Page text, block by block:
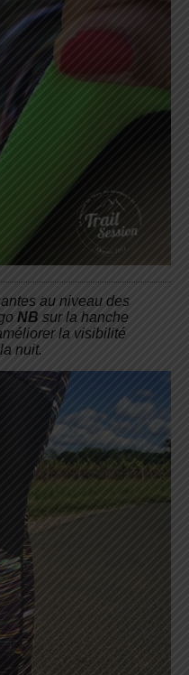
au niveau des
NB sur la hanche
la visibilité
nuit.